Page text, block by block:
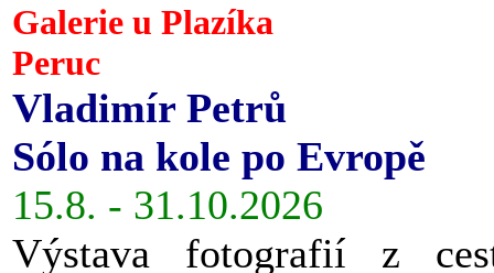
Galerie u Plazíka
Peruc
Vladimír Petrů
Sólo na kole po Evropě
15.8. - 31.10.2026
Výstava fotografií z